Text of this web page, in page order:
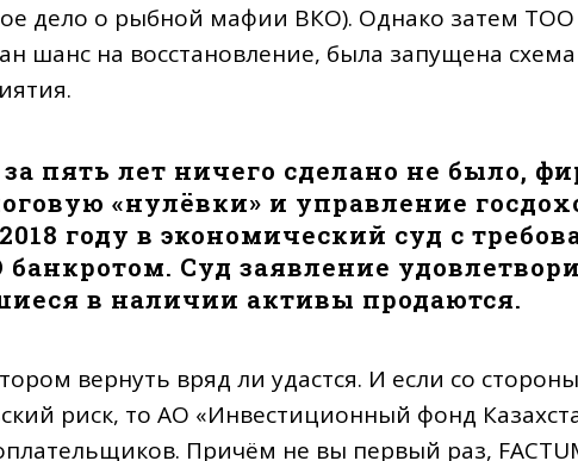
дело о рыбной мафии ВКО). Однако затем
шанс на восстановление, была запущена схема
пять лет ничего сделано не было,
«нулёвки» и управление
году в экономический суд с
Суд заявление
в наличии активы продаются.
вернуть вряд ли удастся. И если со
риск, то АО «Инвестиционный фонд
Причём не вы первый раз,